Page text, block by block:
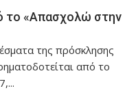
το «Απασχολώ στην
της πρόσκλησης
από το